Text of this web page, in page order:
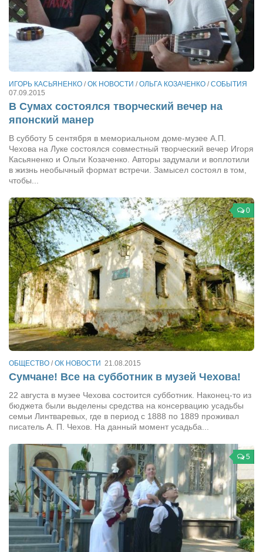
Актёры
Валентин Бурый
Артём Мяус
Александра Сокол
Барды
Владимир Айзенберг
Игорь Добровольский
Ольга Козаченко
Оксана Скоробагатская
Евгений Полюхович
Ольга Чикина
Бизнес-партнёры
Здоровье
Врач психиатр–нарколог Анплеев А.Б.
Косметологическое отделение КП Сумская
городская клиническая больница №4
Оптика — Медтехника
Тенториум -центр независимых дистрибьюторов
Кафе, клубы, рестораны
«Винегрет» — демократичный ресторан
«ЧАЙ — КАВА» магазин — кафе
«CYCLE GARAGE» — магазин велосипедов
«Книголюб» — супермаркет
Багетный двор
МАГАЗИН СТИХОВ НА ЗАКАЗ
«Павел» — магазин мужской одежды
ИГОРЬ КАСЬЯНЕНКО /ОК НОВОСТИ /ОЛЬГА КОЗАЧЕНКО /СОБЫТИЯ
07.09.2015
В Сумах состоялся творческий вечер на
японский манер
В субботу 5 сентября в мемориальном доме-музее А.П.
Чехова на Луке состоялся совместный творческий вечер Игоря
Касьяненко и Ольги Козаченко. Авторы задумали и воплотили
в жизнь необычный формат встречи. Замысел состоял в том,
чтобы...
0
ОБЩЕСТВО /ОК НОВОСТИ 21.08.2015
Сумчане! Все на субботник в музей Чехова!
22 августа в музее Чехова состоится субботник. Наконец-то из
бюджета были выделены средства на консервацию усадьбы
семьи Линтваревых, где в период с 1888 по 1889 проживал
писатель А. П. Чехов. На данный момент усадьба...
5